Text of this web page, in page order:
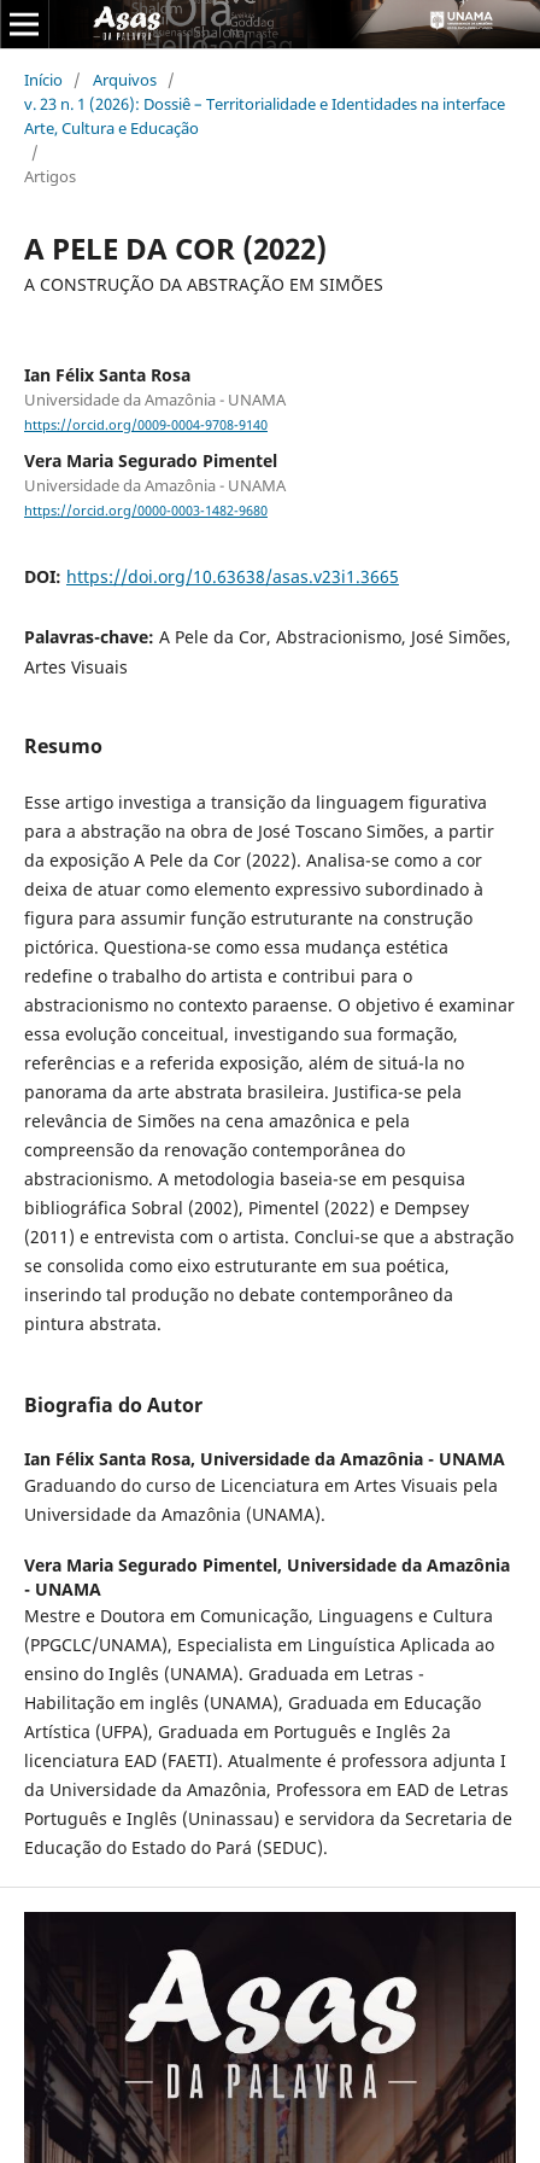
Início / Arquivos /
v. 23 n. 1 (2026): Dossiê – Territorialidade e Identidades na interface
Arte, Cultura e Educação
/
Artigos
A PELE DA COR (2022)
A CONSTRUÇÃO DA ABSTRAÇÃO EM SIMÕES
Ian Félix Santa Rosa
Universidade da Amazônia - UNAMA
https://orcid.org/0009-0004-9708-9140
Vera Maria Segurado Pimentel
Universidade da Amazônia - UNAMA
https://orcid.org/0000-0003-1482-9680
DOI: https://doi.org/10.63638/asas.v23i1.3665
Palavras-chave: A Pele da Cor, Abstracionismo, José Simões,
Artes Visuais
Resumo
Esse artigo investiga a transição da linguagem figurativa
para a abstração na obra de José Toscano Simões, a partir
da exposição A Pele da Cor (2022). Analisa-se como a cor
deixa de atuar como elemento expressivo subordinado à
figura para assumir função estruturante na construção
pictórica. Questiona-se como essa mudança estética
redefine o trabalho do artista e contribui para o
abstracionismo no contexto paraense. O objetivo é examinar
essa evolução conceitual, investigando sua formação,
referências e a referida exposição, além de situá-la no
panorama da arte abstrata brasileira. Justifica-se pela
relevância de Simões na cena amazônica e pela
compreensão da renovação contemporânea do
abstracionismo. A metodologia baseia-se em pesquisa
bibliográfica Sobral (2002), Pimentel (2022) e Dempsey
(2011) e entrevista com o artista. Conclui-se que a abstração
se consolida como eixo estruturante em sua poética,
inserindo tal produção no debate contemporâneo da
pintura abstrata.
Biografia do Autor
Ian Félix Santa Rosa, Universidade da Amazônia - UNAMA
Graduando do curso de Licenciatura em Artes Visuais pela
Universidade da Amazônia (UNAMA).
Vera Maria Segurado Pimentel, Universidade da Amazônia
- UNAMA
Mestre e Doutora em Comunicação, Linguagens e Cultura
(PPGCLC/UNAMA), Especialista em Linguística Aplicada ao
ensino do Inglês (UNAMA). Graduada em Letras -
Habilitação em inglês (UNAMA), Graduada em Educação
Artística (UFPA), Graduada em Português e Inglês 2a
licenciatura EAD (FAETI). Atualmente é professora adjunta I
da Universidade da Amazônia, Professora em EAD de Letras
Português e Inglês (Uninassau) e servidora da Secretaria de
Educação do Estado do Pará (SEDUC).